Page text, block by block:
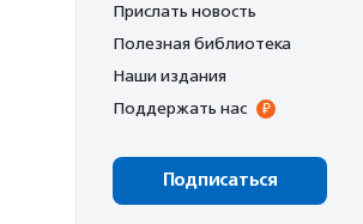
Прислать новость
Полезная библиотека
Наши издания
Поддержать нас
Подписаться